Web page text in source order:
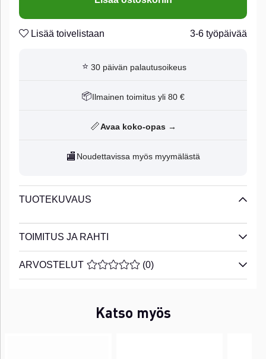
Lisää toivelistaan 3-6 työpäivää
⭐ 30 päivän palautusoikeus
📦 Ilmainen toimitus yli 80 €
📏Avaa koko-opas →
🏬 Noudettavissa myös myymälästä
TUOTEKUVAUS
TOIMITUS JA RAHTI
ARVOSTELUT KESKIARVOLUOKITUS 0 / 5
(0)
Katso myös